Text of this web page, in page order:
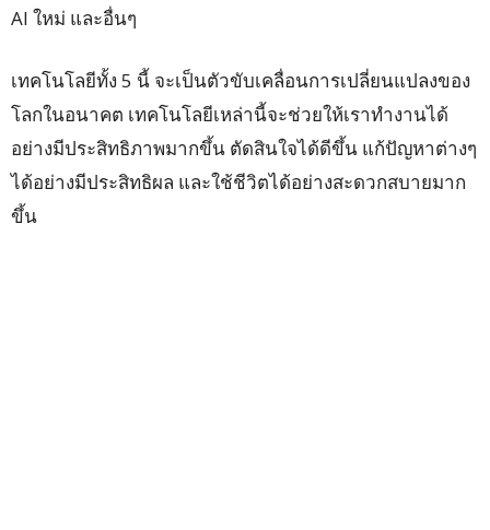
AI ใหม่ และอื่นๆ
เทคโนโลยีทั้ง 5 นี้ จะเป็นตัวขับเคลื่อนการเปลี่ยนแปลงของ
โลกในอนาคต เทคโนโลยีเหล่านี้จะช่วยให้เราทำงานได้
อย่างมีประสิทธิภาพมากขึ้น ตัดสินใจได้ดีขึ้น แก้ปัญหาต่างๆ
ได้อย่างมีประสิทธิผล และใช้ชีวิตได้อย่างสะดวกสบายมาก
ขึ้น